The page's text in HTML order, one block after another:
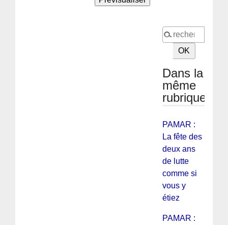
Dans la
même
rubrique
PAMAR :
La fête des
deux ans
de lutte
comme si
vous y
étiez
PAMAR :